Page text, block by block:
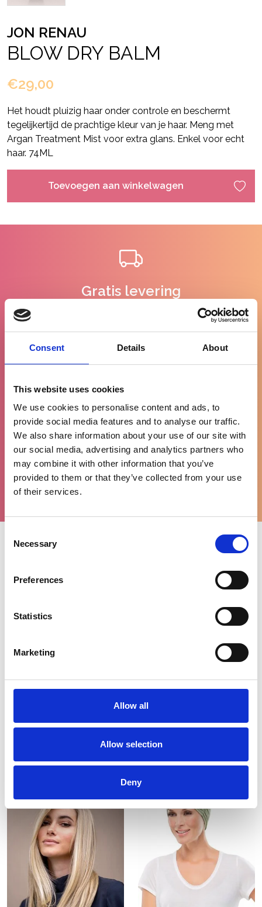
Consent Details About
This website uses cookies
We use cookies to personalise content and ads, to
provide social media features and to analyse our traffic.
We also share information about your use of our site with
our social media, advertising and analytics partners who
may combine it with other information that you’ve
provided to them or that they’ve collected from your use
of their services.
Selection
Necessary
Preferences
Statistics
Marketing
Allow all
Allow selection
Deny
JON RENAU
BLOW DRY BALM
€29,00
Het houdt pluizig haar onder controle en beschermt
tegelijkertijd de prachtige kleur van je haar. Meng met
Argan Treatment Mist voor extra glans. Enkel voor echt
haar. 74ML
Toevoegen aan winkelwagen
Gratis levering
90% tevreden
WhatsApp
Uitgelichte categorieën
Nieuwe collectie Pruiken